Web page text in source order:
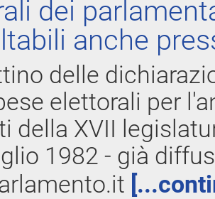
dei
anche
delle
elettorali per
della XVII
1982 - già